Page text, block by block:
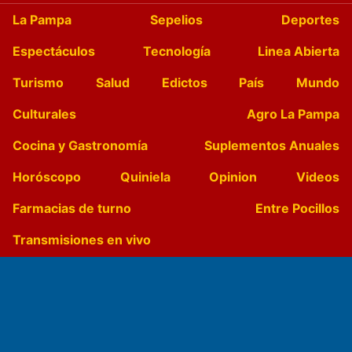
La Pampa Sepelios
Deportes
Espectáculos
Tecnología
Linea Abierta
Turismo
Salud Edictos País
Mundo
Culturales
Agro La Pampa
Cocina y Gastronomía
Suplementos Anuales
Horóscopo
Quiniela Opinion
Videos
Farmacias de turno
Entre Pocillos
Transmisiones en vivo